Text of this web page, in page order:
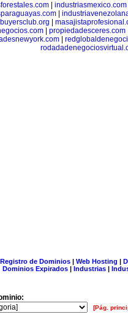
industriasmexico.com
propiedadesceres.com
|
Registro de Dominios| Web Hosting |
Dominios Expirados | Industrias |
[Pág.